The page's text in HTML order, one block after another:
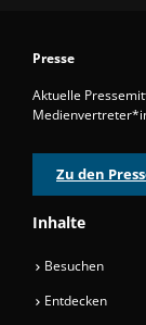
Presse
Aktuelle
Zu den
Inhalte
Besuchen
Entdecken